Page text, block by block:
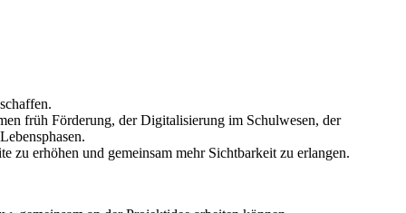
früh Förderung, der Digitalisierung im Schulwesen, der
erhöhen und gemeinsam mehr Sichtbarkeit zu erlangen.